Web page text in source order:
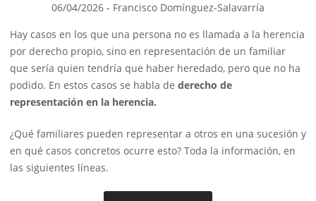
06/04/2026 - Francisco Domínguez-Salavarría
Hay casos en los que una persona no es llamada a la herencia
por derecho propio, sino en representación de un familiar
que sería quien tendría que haber heredado, pero que no ha
podido. En estos casos se habla de derecho de
representación en la herencia.
¿Qué familiares pueden representar a otros en una sucesión y
en qué casos concretos ocurre esto? Toda la información, en
las siguientes líneas.